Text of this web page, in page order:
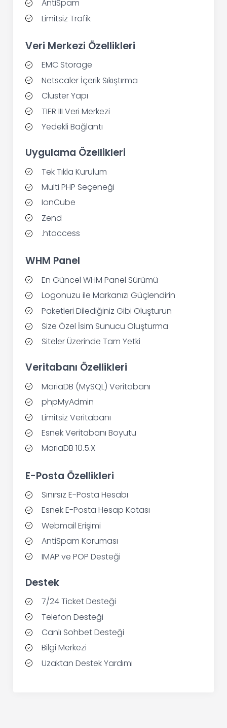
AntiSpam
Limitsiz Trafik
Veri Merkezi Özellikleri
EMC Storage
Netscaler İçerik Sıkıştırma
Cluster Yapı
TIER III Veri Merkezi
Yedekli Bağlantı
Uygulama Özellikleri
Tek Tıkla Kurulum
Multi PHP Seçeneği
IonCube
Zend
.htaccess
WHM Panel
En Güncel WHM Panel Sürümü
Logonuzu ile Markanızı Güçlendirin
Paketleri Dilediğiniz Gibi Oluşturun
Size Özel İsim Sunucu Oluşturma
Siteler Üzerinde Tam Yetki
Veritabanı Özellikleri
MariaDB (MySQL) Veritabanı
phpMyAdmin
Limitsiz Veritabanı
Esnek Veritabanı Boyutu
MariaDB 10.5.X
E-Posta Özellikleri
Sınırsız E-Posta Hesabı
Esnek E-Posta Hesap Kotası
Webmail Erişimi
AntiSpam Koruması
IMAP ve POP Desteği
Destek
7/24 Ticket Desteği
Telefon Desteği
Canlı Sohbet Desteği
Bilgi Merkezi
Uzaktan Destek Yardımı